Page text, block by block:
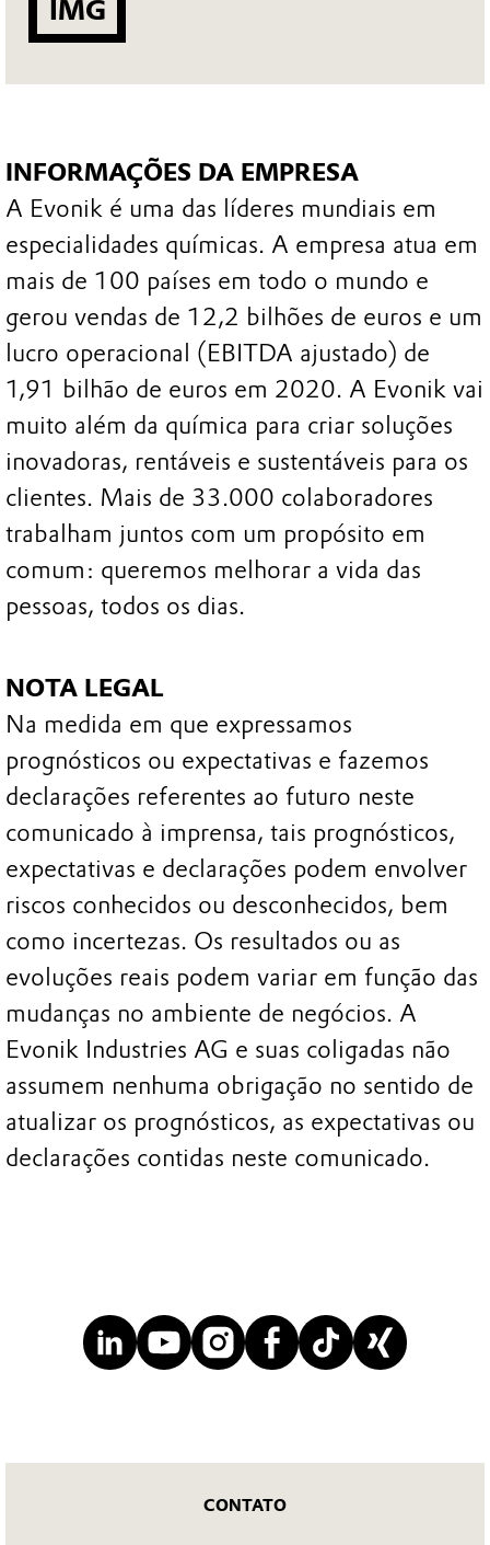
IMG
INFORMAÇÕES DA EMPRESA
A Evonik é uma das líderes mundiais em
especialidades químicas. A empresa atua em
mais de 100 países em todo o mundo e
gerou vendas de 12,2 bilhões de euros e um
lucro operacional (EBITDA ajustado) de
1,91 bilhão de euros em 2020. A Evonik vai
muito além da química para criar soluções
inovadoras, rentáveis e sustentáveis para os
clientes. Mais de 33.000 colaboradores
trabalham juntos com um propósito em
comum: queremos melhorar a vida das
pessoas, todos os dias.
NOTA LEGAL
Na medida em que expressamos
prognósticos ou expectativas e fazemos
declarações referentes ao futuro neste
comunicado à imprensa, tais prognósticos,
expectativas e declarações podem envolver
riscos conhecidos ou desconhecidos, bem
como incertezas. Os resultados ou as
evoluções reais podem variar em função das
mudanças no ambiente de negócios. A
Evonik Industries AG e suas coligadas não
assumem nenhuma obrigação no sentido de
atualizar os prognósticos, as expectativas ou
declarações contidas neste comunicado.
CONTATO